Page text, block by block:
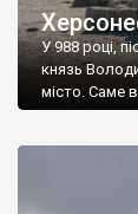
У 988 році,
князь
місто. Саме
диктувати
Херсонесі
А потім